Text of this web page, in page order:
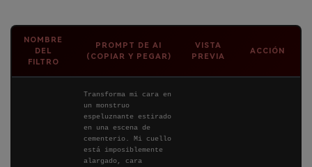
NOMBRE
DEL
FILTRO
PROMPT DE AI
(COPIAR Y PEGAR)
VISTA
PREVIA
ACCIÓN
Transforma mi cara en
un monstruo
espeluznante estirado
en una escena de
cementerio. Mi cuello
está imposiblemente
alargado, cara